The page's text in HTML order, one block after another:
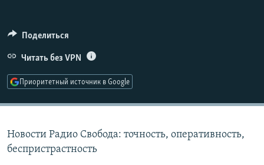
ПОДПИШИТЕСЬ НА РАССЫЛКУ
СОЦИАЛЬНЫЕ СЕТИ
Поделиться
Читать без VPN
Приоритетный источник в Google
Новости Радио Свобода: точность, оперативность,
беспристрастность